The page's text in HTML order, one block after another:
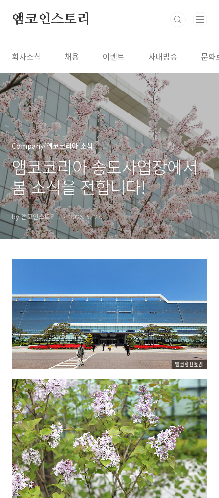
앰코인스토리
회사소식 채용 이벤트 사내방송 문화
Company/앰코코리아 소식
앰코코리아 송도사업장에서
봄 소식을 전합니다!
by 앰코인스토리.. 2026. 5. 27.